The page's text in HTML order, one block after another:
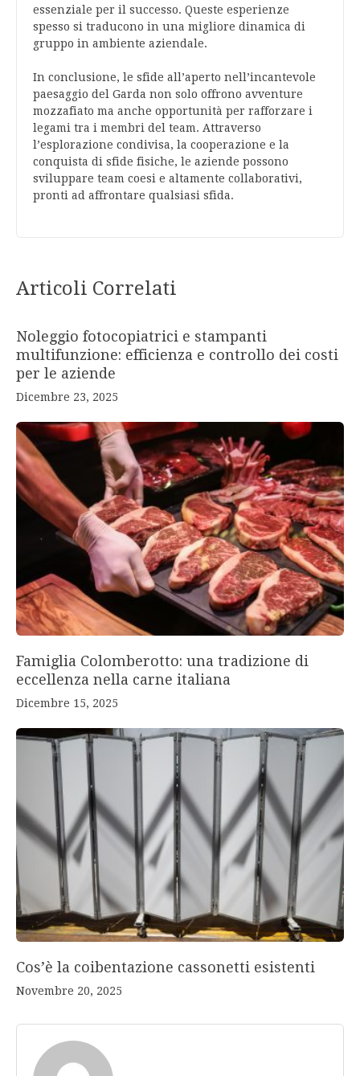
essenziale per il successo. Queste esperienze
spesso si traducono in una migliore dinamica di
gruppo in ambiente aziendale.
In conclusione, le sfide all’aperto nell’incantevole
paesaggio del Garda non solo offrono avventure
mozzafiato ma anche opportunità per rafforzare i
legami tra i membri del team. Attraverso
l’esplorazione condivisa, la cooperazione e la
conquista di sfide fisiche, le aziende possono
sviluppare team coesi e altamente collaborativi,
pronti ad affrontare qualsiasi sfida.
Articoli Correlati
Noleggio fotocopiatrici e stampanti
multifunzione: efficienza e controllo dei costi
per le aziende
Dicembre 23, 2025
Famiglia Colomberotto: una tradizione di
eccellenza nella carne italiana
Dicembre 15, 2025
Cos’è la coibentazione cassonetti esistenti
Novembre 20, 2025